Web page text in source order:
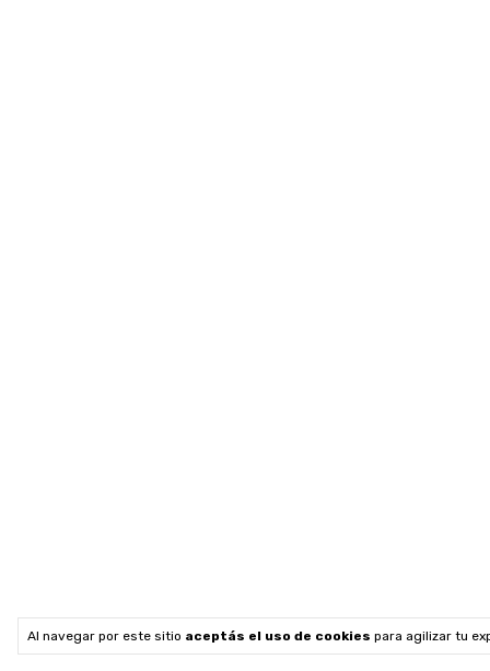
Al navegar por este sitio aceptás el uso de cookies para agilizar tu